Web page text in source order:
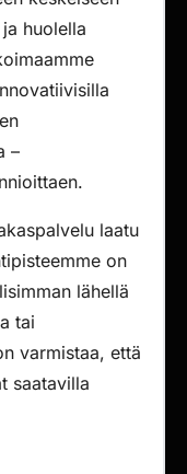
huolella
–
laatu
on
lähellä
tai
varmistaa, että
saatavilla